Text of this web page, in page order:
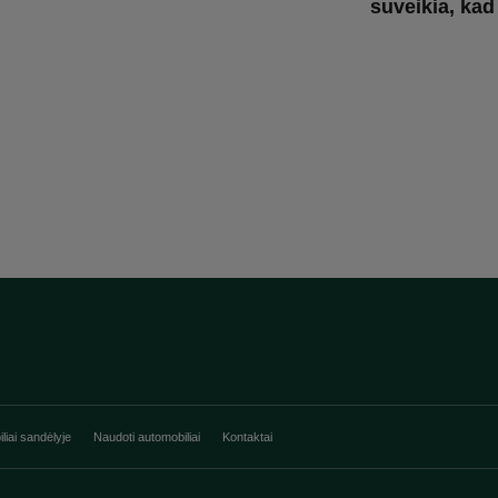
suveikia,
sandėlyje Naudoti automobiliai Kontaktai